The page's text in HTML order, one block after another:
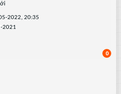
2022, 20:35
2021
0